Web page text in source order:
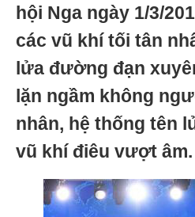
hội Nga ngày 1/3/
các vũ khí tối tân
lửa đường đạn
lặn ngầm không
nhân, hệ thống tên
vũ khí điêu vượt âm.